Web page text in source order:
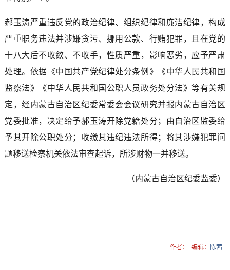
郝玉涛严重违反党的政治纪律、组织纪律和廉洁纪律，构成
严重职务违法并涉嫌贪污、挪用公款、行贿犯罪，且在党的
十八大后不收敛、不收手，性质严重，影响恶劣，应予严肃
处理。依据《中国共产党纪律处分条例》《中华人民共和国
监察法》《中华人民共和国公职人员政务处分法》等有关规
定，经内蒙古自治区纪委常委会会议研究并报内蒙古自治区
党委批准，决定给予郝玉涛开除党籍处分；由自治区监委给
予其开除公职处分；收缴其违纪违法所得；将其涉嫌犯罪问
题移送检察机关依法审查起诉，所涉财物一并移送。
（内蒙古自治区纪委监委）
作者： 编辑： 陈茜